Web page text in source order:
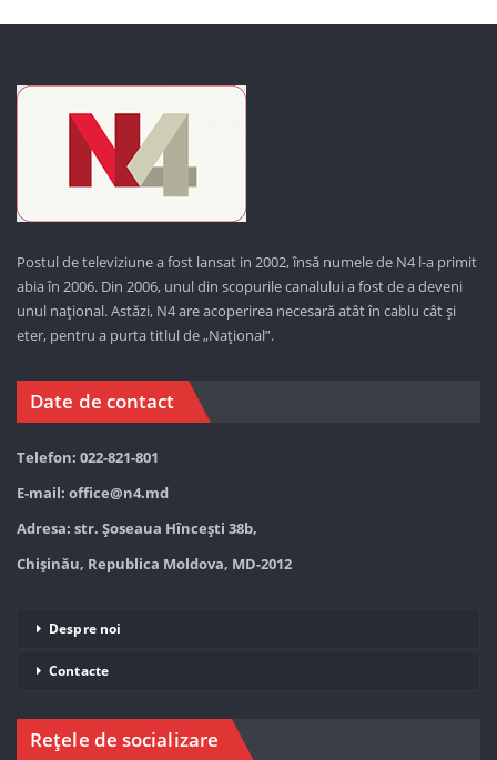
Postul de televiziune a fost lansat in 2002, însă numele de N4 l-a primit
abia în 2006. Din 2006, unul din scopurile canalului a fost de a deveni
unul național. Astăzi, N4 are acoperirea necesară atât în cablu cât și
eter, pentru a purta titlul de „Național”.
Date de contact
Telefon: 022-821-801
E-mail: office@n4.md
Adresa: str. Șoseaua Hînceşti 38b,
Chișinău, Republica Moldova, MD-2012
Despre noi
Contacte
Rețele de socializare